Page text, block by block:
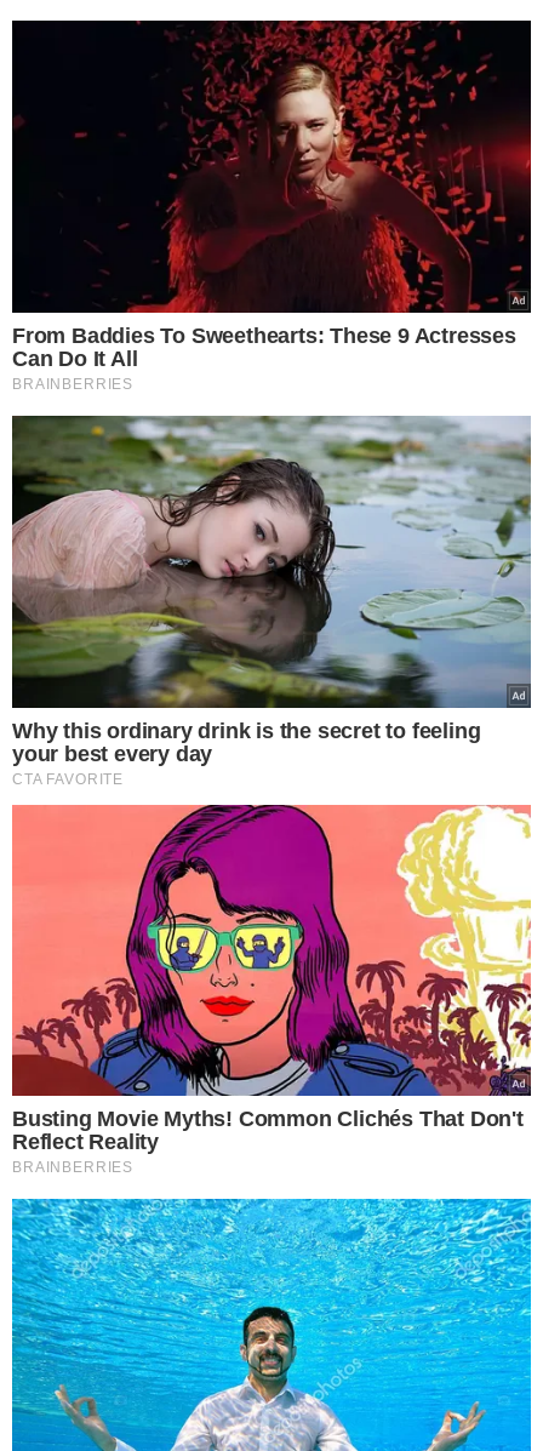
30ª Jornada Piauiense de Ginecologia e Obstetrícia começa nesta quinta (6) -
Foto: Ascom
Já a ginecologista Ana Gabriela Bandeira demonstrou
participar do curso Hands-On em Fraxx. “O uso dessa
energia nos permite introduzir uma nova modalidade
terapêutica, interessante tanto como uma opção
adicional para nossos pacientes, quanto como uma
alternativa para aqueles que têm contraindicações aos
tratamentos convencionais, como o uso de hormônios”,
enfatizou.
A Jornada acontece até o próximo sábado (08). Os
interessados em participar da Jornada podem se
inscrever até hoje através do site
www.sopigo.com.br/jornada#pricing ou amanhã durante
o evento no Centro de Convenções.
TÓPICOS
JPGO GINECOLOGIA
SAÚDE DA MULHER
AVANÇOS MÉDICOS
VER COMENTÁRIOS
VEJA TAMBÉM